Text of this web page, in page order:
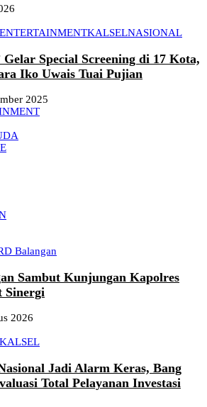
ENTERTAINMENTKALSELNASIONAL
Special Screening di 17 Kota,
Iko Uwais Tuai Pujian
2025
Balangan
Sambut Kunjungan Kapolres
Sinergi
2026
KALSEL
Jadi Alarm Keras, Bang
Total Pelayanan Investasi